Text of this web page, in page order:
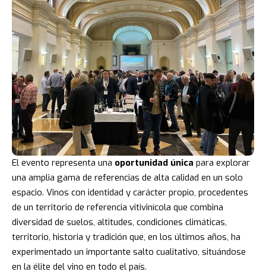
El evento representa una oportunidad única para explorar
una amplia gama de referencias de alta calidad en un solo
espacio. Vinos con identidad y carácter propio, procedentes
de un territorio de referencia vitivinícola que combina
diversidad de suelos, altitudes, condiciones climáticas,
territorio, historia y tradición que, en los últimos años, ha
experimentado un importante salto cualitativo, situándose
en la élite del vino en todo el país.